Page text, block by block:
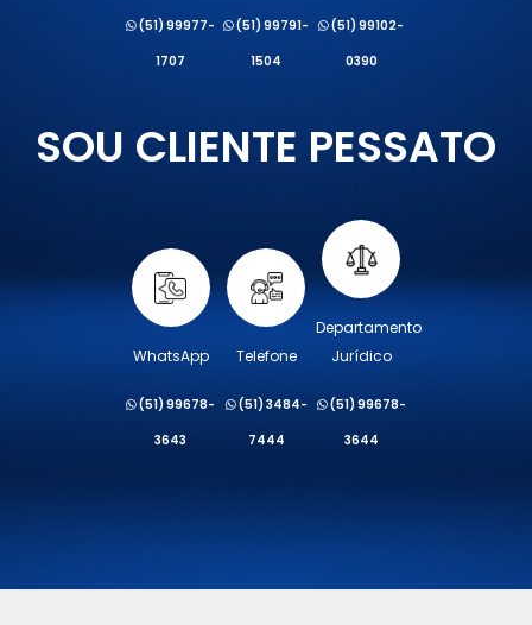
(51) 99977-
1707
(51) 99791-
1504
(51) 99102-
0390
SOU CLIENTE PESSATO
WhatsApp
(51) 99678-
3643
Telefone
(51) 3484-
7444
Departamento
Jurídico
(51) 99678-
3644